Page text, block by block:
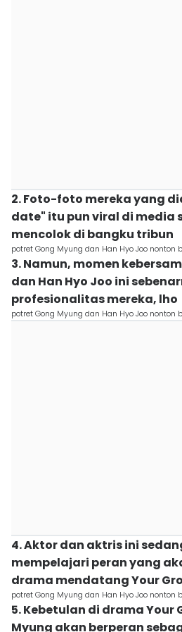
2. Foto-foto mereka yang
date" itu pun viral di media
mencolok di bangku tribun
potret Gong Myung dan Han Hyo Joo nonton
3. Namun, momen
dan Han Hyo Joo ini
profesionalitas mereka, lho
potret Gong Myung dan Han Hyo Joo nonton
4. Aktor dan aktris ini
mempelajari peran yang
drama mendatang Your
potret Gong Myung dan Han Hyo Joo nonton
5. Kebetulan di drama Your
Myung akan berperan